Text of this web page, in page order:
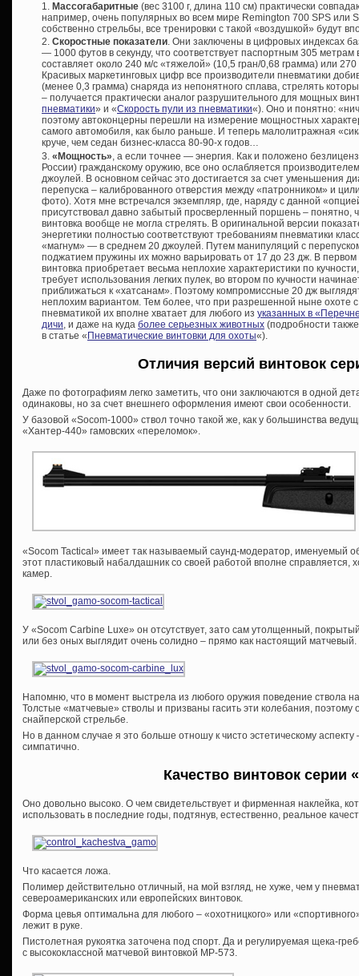
Массогабаритные (вес 3100 г, длина 110 см) практически
например, очень популярных во всем мире Remington 700 SPS или
собственно стрельбы, все тренировки с такой «воздушкой» будут
Скоростные показатели. Они заключены в цифровых индексах
— 1000 футов в секунду, что соответствует паспортным 305 метрам
составляет около 240 м/с «тяжелой» (10,5 гран/0,68 грамма) или
Красивых маркетинговых цифр все производители пневматики
(менее 0,3 грамма) снаряда из непонятного сплава, стрелять
– получается практически аналог разрушительного для мощных
пневматики» и «Скорость пули из пневматики«). Оно и понятно:
поэтому автоконцерны перешли на измерение мощностных
самого автомобиля, как было раньше. И теперь малолитражная
круче, чем седан бизнес-класса 80-90-х годов…
«Мощность» , а если точнее — энергия. Как и положено
России) гражданскому оружию, все оно ослабляется
джоулей. В основном сейчас это достигается за счет уменьшения
перепуска – калиброванного отверстия между «патронником» и
фото). Хотя мне встречался экземпляр, где, наряду с данной
присутствовал давно забытый просверленный поршень – понятно,
винтовка вообще не могла стрелять. В оригинальной версии
энергетики полностью соответствуют требованиям пневматики
«магнум» — в среднем 20 джоулей. Путем манипуляций с
поджатием пружины их можно варьировать от 17 до 23 дж. В первом
винтовка приобретает весьма неплохие характеристики по
требует использования легких пулек, во втором по кучности
приближаться к «хатсанам». Поэтому компромиссные 20 дж
неплохим вариантом. Тем более, что при разрешенной ныне охоте с
пневматикой их вполне хватает для любого из указанных в
дичи , и даже на куда более серьезных животных (подробности
в статье «Пневматические винтовки для охоты«).
Отличия версий винтовок
Даже по фотографиям легко заметить, что они заключаются в одной
одинаковы, но за счет внешнего оформления имеют свои особенности.
У базовой «Socom-1000» ствол точно такой же, как у большинства
«Хантер-440» гамовских «переломок».
«Socom Tactical» имеет так называемый саунд-модератор, именуемый
этот пластиковый набалдашник со своей работой вполне справляется,
камер.
У «Socom Carbine Luxe» он отсутствует, зато сам утолщенный,
или без оных выглядит очень солидно – прямо как настоящий матчевый.
Напомню, что в момент выстрела из любого оружия поведение ствола
Толстые «матчевые» стволы и призваны гасить эти колебания, поэтому
снайперской стрельбе.
Но в данном случае я это больше отношу к чисто эстетическому аспекту
симпатично.
Качество винтовок серии «
Оно довольно высоко. О чем свидетельствует и фирменная наклейка,
использовать в последние годы, подтянув, естественно, реальное
Что касается ложа.
Полимер действительно отличный, на мой взгляд, не хуже, чем у
североамериканских или европейских винтовок.
Форма цевья оптимальна для любого – «охотницкого» или
лежит в руке.
Пистолетная рукоятка заточена под спорт. Да и регулируемая щека-
с высококлассной матчевой винтовкой МР-573.